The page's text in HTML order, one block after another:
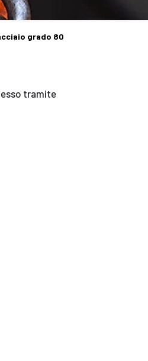
grado 80
tramite